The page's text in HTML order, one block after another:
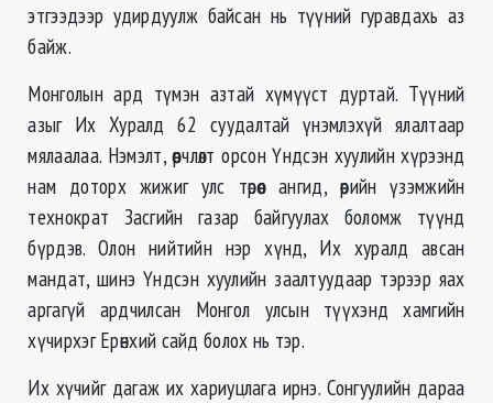
этгээдээр удирдуулж байсан нь түүний гуравдахь аз
байж.
Монголын ард түмэн азтай хүмүүст дуртай. Түүний
азыг Их Хуралд 62 суудалтай үнэмлэхүй ялалтаар
мялаалаа. Нэмэлт, өөрчлөлт орсон Үндсэн хуулийн хүрээнд
нам доторх жижиг улс төрөөс ангид, өөрийн үзэмжийн
технократ Засгийн газар байгуулах боломж түүнд
бүрдэв. Олон нийтийн нэр хүнд, Их хуралд авсан
мандат, шинэ Үндсэн хуулийн заалтуудаар тэрээр яах
аргагүй ардчилсан Монгол улсын түүхэнд хамгийн
хүчирхэг Ерөнхий сайд болох нь тэр.
Их хүчийг дагаж их хариуцлага ирнэ. Сонгуулийн дараа